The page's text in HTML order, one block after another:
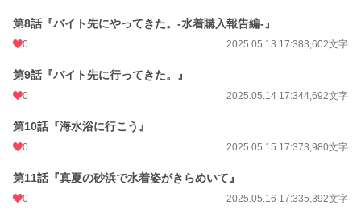
第8話『バイト先にやってきた。-水着購入報告編-』
0 2025.05.13 17:383,602文字
第9話『バイト先に行ってきた。』
0 2025.05.14 17:344,692文字
第10話『海水浴に行こう』
0 2025.05.15 17:373,980文字
第11話『真夏の砂浜で水着姿がきらめいて』
0 2025.05.16 17:335,392文字